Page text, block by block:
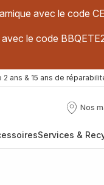
avec le code
le code
2 ans & 15 ans de
Nos
Nos
Services &